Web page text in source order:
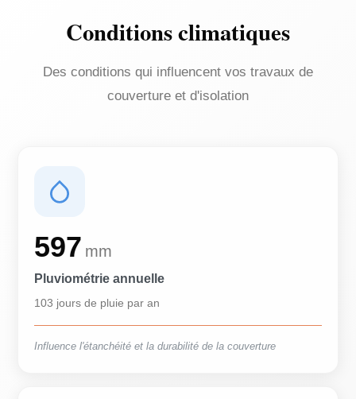
Conditions climatiques
Des conditions qui influencent vos travaux de
couverture et d'isolation
597 mm
Pluviométrie annuelle
103 jours de pluie par an
Influence l'étanchéité et la durabilité de la couverture